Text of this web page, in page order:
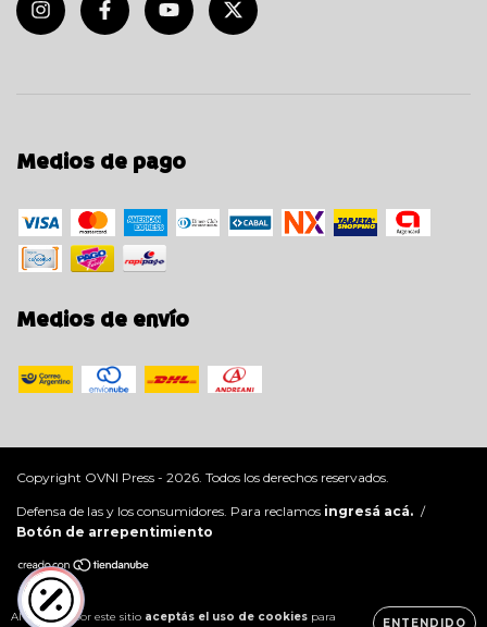
Al navegar por este sitio aceptás el uso de cookies para
ENTENDIDO
Medios de pago
Medios de envío
Copyright OVNI Press - 2026. Todos los derechos reservados.
Defensa de las y los consumidores. Para reclamos ingresá acá. /
Botón de arrepentimiento